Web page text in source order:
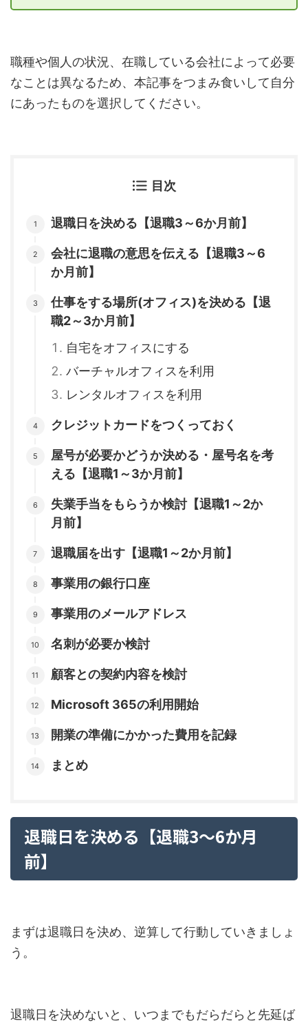
職種や個人の状況、在職している会社によって必要
なことは異なるため、本記事をつまみ食いして自分
にあったものを選択してください。
目次
退職日を決める【退職3～6か月前】
会社に退職の意思を伝える【退職3～6
か月前】
仕事をする場所(オフィス)を決める【退
職2～3か月前】
自宅をオフィスにする
バーチャルオフィスを利用
レンタルオフィスを利用
クレジットカードをつくっておく
屋号が必要かどうか決める・屋号名を考
える【退職1～3か月前】
失業手当をもらうか検討【退職1～2か
月前】
退職届を出す【退職1～2か月前】
事業用の銀行口座
事業用のメールアドレス
名刺が必要か検討
顧客との契約内容を検討
Microsoft 365の利用開始
開業の準備にかかった費用を記録
まとめ
退職日を決める【退職3～6か月
前】
まずは退職日を決め、逆算して行動していきましょ
う。
退職日を決めないと、いつまでもだらだらと先延ば